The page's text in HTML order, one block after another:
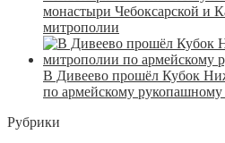
монастыри Чебоксарской и
митрополии
В Дивеево прошёл Кубок
по армейскому
Рубрики